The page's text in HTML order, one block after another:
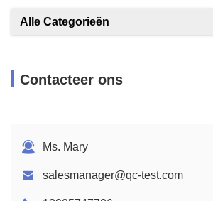
Alle Categorieën
Contacteer ons
Ms. Mary
salesmanager@qc-test.com